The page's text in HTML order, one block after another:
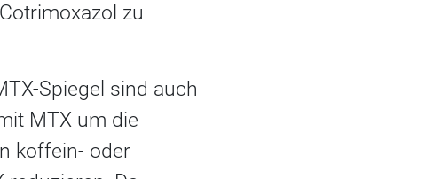
zu
Spiegel sind auch
MTX um die
koffein- oder